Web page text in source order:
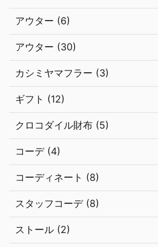
アウター (6)
アウター (30)
カシミヤマフラー (3)
ギフト (12)
クロコダイル財布 (5)
コーデ (4)
コーディネート (8)
スタッフコーデ (8)
ストール (2)